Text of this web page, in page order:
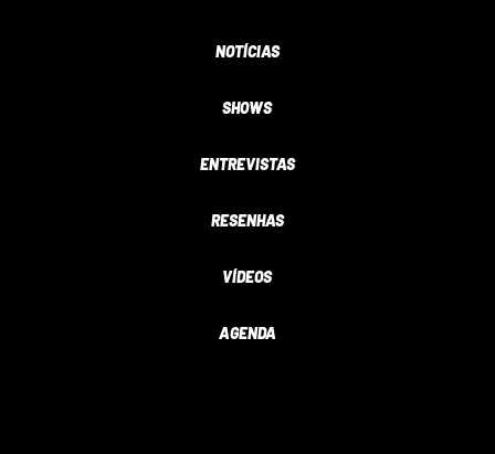
NOTÍCIAS
SHOWS
ENTREVISTAS
RESENHAS
VÍDEOS
AGENDA